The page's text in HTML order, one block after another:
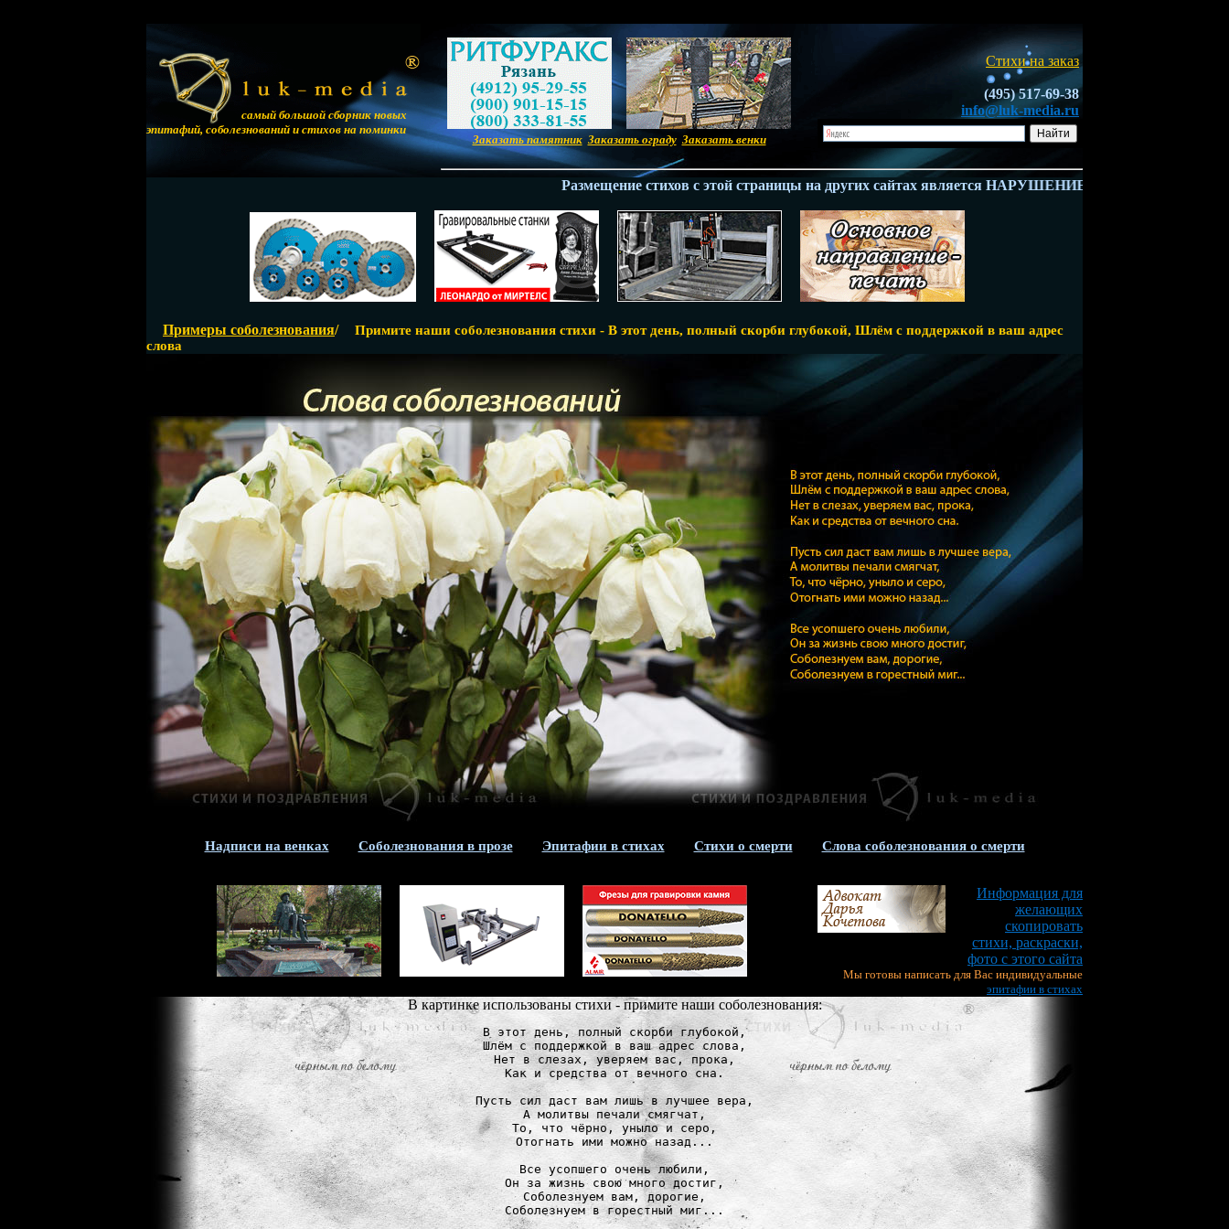
самый большой сборник новых
эпитафий, соболезнований и стихов на поминки
Заказать памятник Заказать ограду Заказать венки
Стихи на заказ
(495) 517-69-38
info@luk-media.ru
Размещение стихов с этой страницы на других сайтах является НАРУШЕНИЕМ ЗАКОНА - Ч.4 ГК РФ.
Примеры соболезнования/
Примите наши соболезнования стихи - В этот день, полный скорби глубокой, Шлём с поддержкой в ваш адрес
слова
Надписи на венках Соболезнования в прозе Эпитафии в стихах Стихи о смерти Слова соболезнования о смерти
Информация для
желающих
скопировать
стихи, раскраски,
фото с этого сайта
Мы готовы написать для Вас индивидуальные
эпитафии в стихах
В картинке использованы стихи - примите наши соболезнования:
В этот день, полный скорби глубокой,
Шлём с поддержкой в ваш адрес слова,
Нет в слезах, уверяем вас, прока,
Как и средства от вечного сна.
Пусть сил даст вам лишь в лучшее вера,
А молитвы печали смягчат,
То, что чёрно, уныло и серо,
Отогнать ими можно назад...
Все усопшего очень любили,
Он за жизнь свою много достиг,
Соболезнуем вам, дорогие,